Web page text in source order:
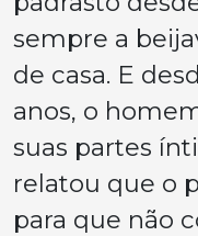
sempre a
de casa. E
anos, o
suas partes
relatou que o
para que não